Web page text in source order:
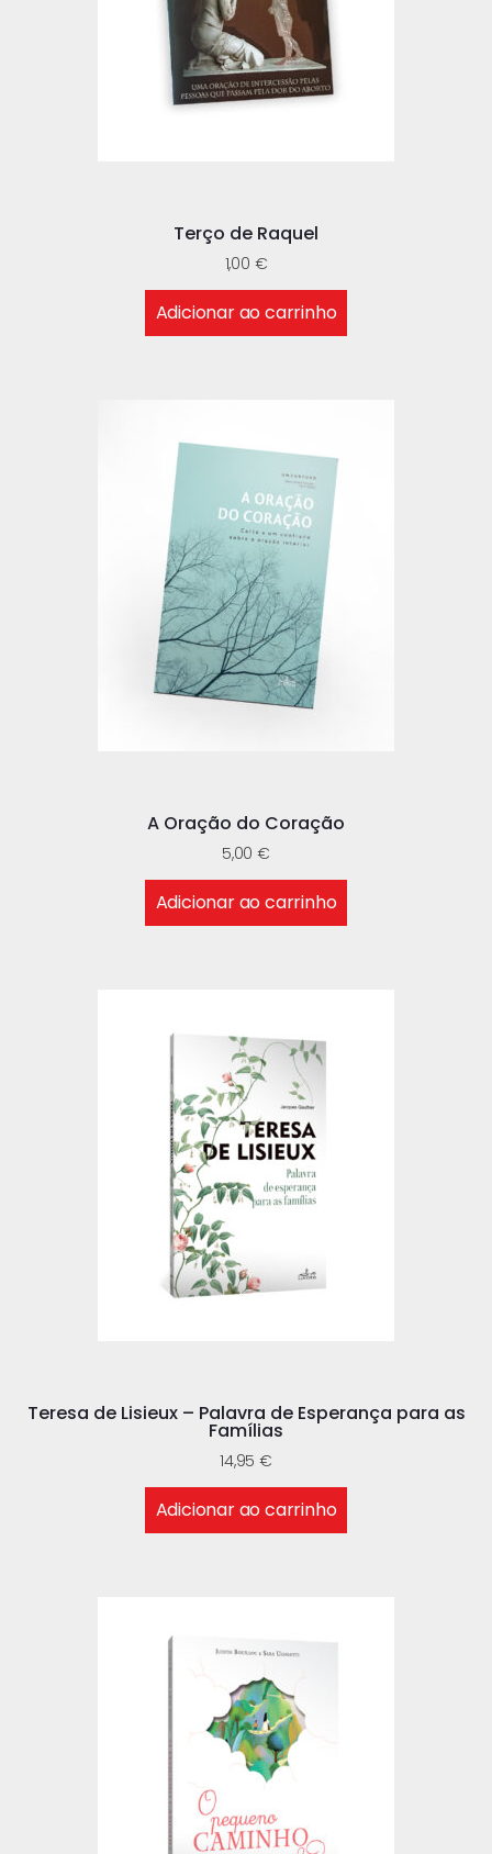
Terço de Raquel
1,00 €
Adicionar ao carrinho
A Oração do Coração
5,00€
Adicionar ao carrinho
Teresa de Lisieux – Palavra de Esperança para as
Famílias
14,95 €
Adicionar ao carrinho